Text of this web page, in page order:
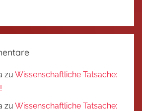
zu Wissenschaftliche Tatsache:
zu Wissenschaftliche Tatsache: